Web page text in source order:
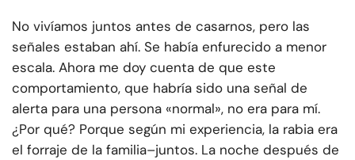
No vivíamos juntos antes de casarnos, pero las
señales estaban ahí. Se había enfurecido a menor
escala. Ahora me doy cuenta de que este
comportamiento, que habría sido una señal de
alerta para una persona «normal», no era para mí.
¿Por qué? Porque según mi experiencia, la rabia era
el forraje de la familia–juntos. La noche después de